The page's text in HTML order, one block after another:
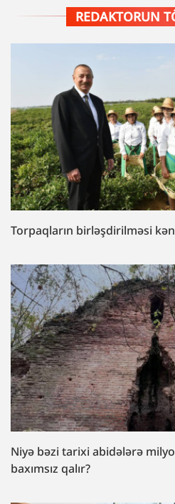
REDAKTORUN
Torpaqların birləşdirilməsi
Niyə bəzi tarixi abidələrə
baxımsız qalır?